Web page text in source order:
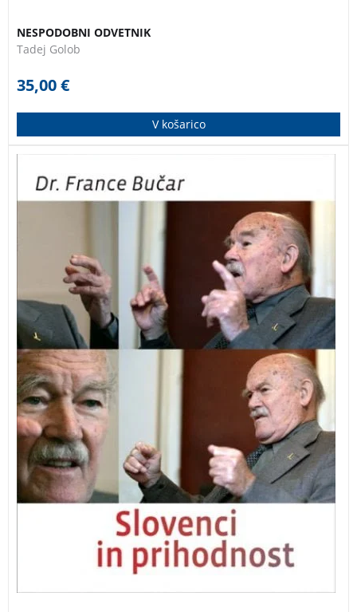
NESPODOBNI ODVETNIK
Tadej Golob
35,00€
V košarico
Knjiga dr. Bučarja je nadaljevanje uspešnice Rojstvo
države in analizira družbeno in politično stanje v
Sloveniji ob osamosvojitvi. Ukvarja se tudi z odnosom
posameznika do lastne narodnosti in državnosti,
sprašuje o pomenu in vlogi koncepta države tako za
posameznika kot za narod.